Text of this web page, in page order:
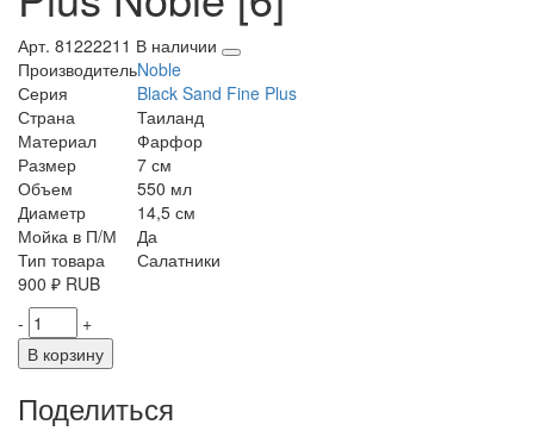
Арт. 81222211 В наличии
ПроизводительNoble
Серия
Black Sand Fine Plus
Страна
Таиланд
Материал
Фарфор
Размер
7 см
Объем
550 мл
Диаметр
14,5 см
Мойка в П/М
Да
Тип товара
Салатники
900 ₽ RUB
-
+
В корзину
Поделиться